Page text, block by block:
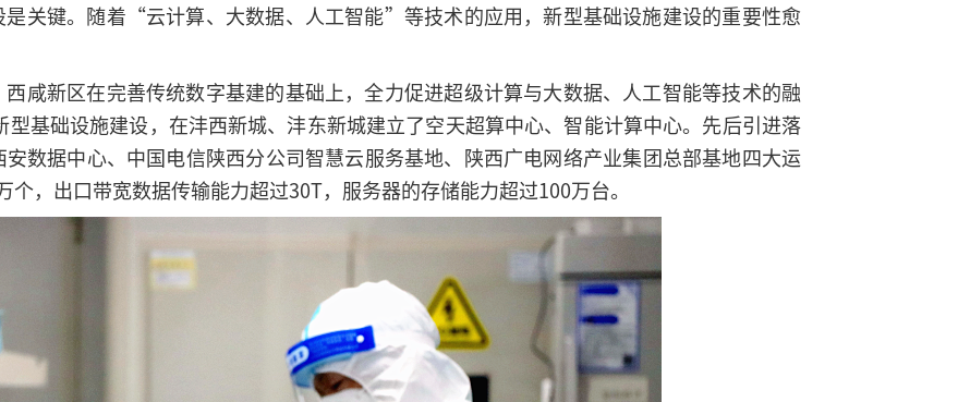
关键。随着“云计算、大数据、人工智能”等技术的应用，新型基础设施建设的重要性愈
咸新区在完善传统数字基建的基础上，全力促进超级计算与大数据、人工智能等技术的融
基础设施建设，在沣西新城、沣东新城建立了空天超算中心、智能计算中心。先后引进落
数据中心、中国电信陕西分公司智慧云服务基地、陕西广电网络产业集团总部基地四大运
，出口带宽数据传输能力超过30T，服务器的存储能力超过100万台。